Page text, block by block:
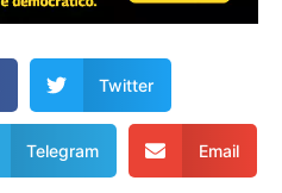
Twitter
Telegram Email